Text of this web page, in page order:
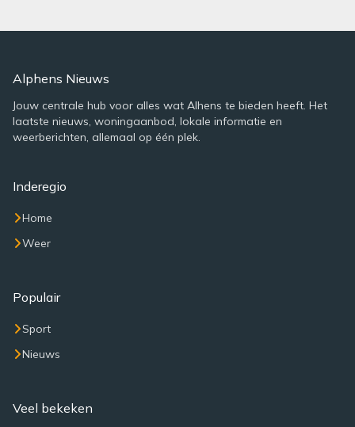
Alphens Nieuws
Jouw centrale hub voor alles wat Alhens te bieden heeft. Het
laatste nieuws, woningaanbod, lokale informatie en
weerberichten, allemaal op één plek.
Inderegio
Home
Weer
Populair
Sport
Nieuws
Veel bekeken